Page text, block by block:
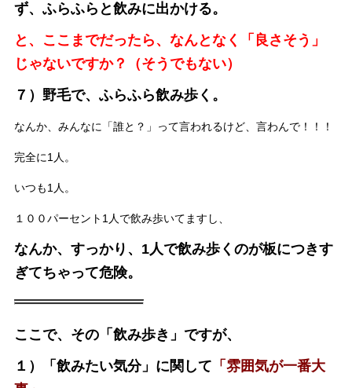
ず、ふらふらと飲みに出かける。
と、ここまでだったら、なんとなく「良さそう」
じゃないですか？（そうでもない）
７）野毛で、ふらふら飲み歩く。
なんか、みんなに「誰と？」って言われるけど、言わんで！！！
完全に1人。
いつも1人。
１００パーセント1人で飲み歩いてますし、
なんか、すっかり、1人で飲み歩くのが板につきす
ぎてちゃって危険。
ここで、その「飲み歩き」ですが、
１）「飲みたい気分」に関して 「雰囲気が一番大